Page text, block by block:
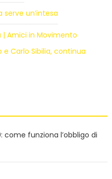
un’intesa
| Amici in Movimento
e Carlo Sibilia, continua
come funziona l’obbligo di